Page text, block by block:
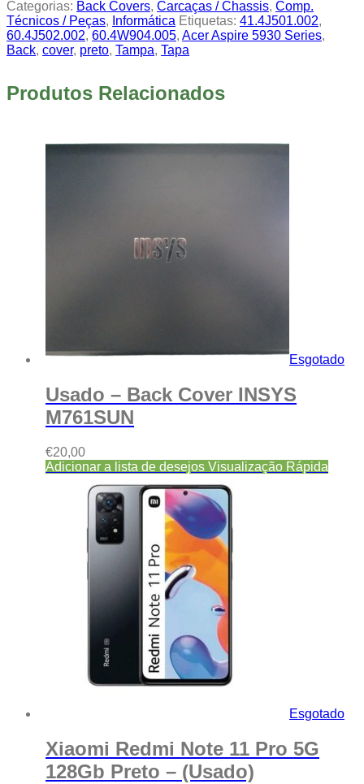
Categorias: Back Covers, Carcaças / Chassis, Comp.
Técnicos / Peças, Informática Etiquetas: 41.4J501.002,
60.4J502.002, 60.4W904.005, Acer Aspire 5930 Series,
Back, cover, preto, Tampa, Tapa
Produtos Relacionados
Esgotado
Usado – Back Cover INSYS
M761SUN
€20,00
Adicionar a lista de desejos Visualização Rápida
Esgotado
Xiaomi Redmi Note 11 Pro 5G
128Gb Preto – (Usado)